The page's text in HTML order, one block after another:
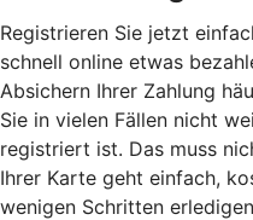
Registrieren Sie jetzt
schnell online etwas
Absichern Ihrer Zahlung
Sie in vielen Fällen nicht
registriert ist. Das muss
Ihrer Karte geht einfach,
wenigen Schritten